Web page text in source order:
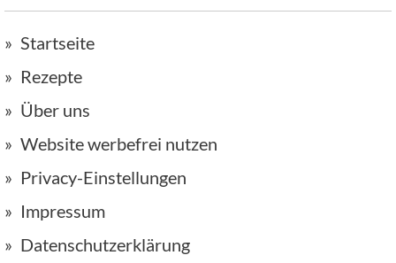
Startseite
Rezepte
Über uns
Website werbefrei nutzen
Privacy-Einstellungen
Impressum
Datenschutzerklärung